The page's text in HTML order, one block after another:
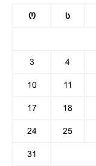
ო ს
3 4
10 11
17 18
24 25
31